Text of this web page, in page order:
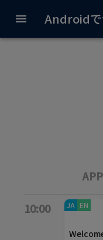
Androidで
10:00 JA EN